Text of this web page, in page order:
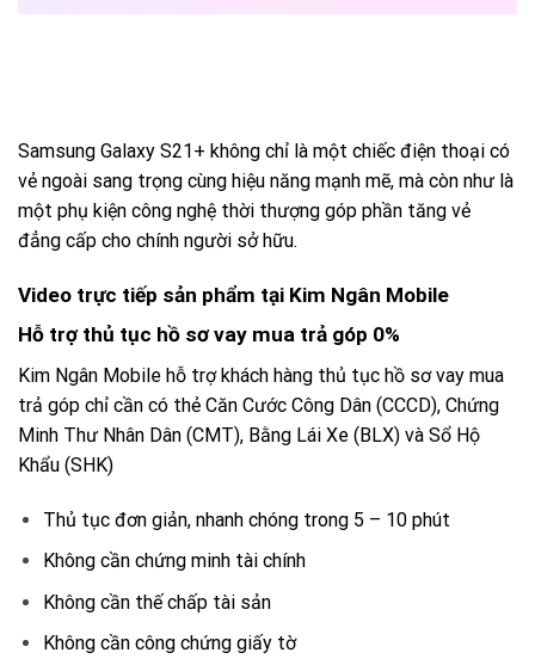
Samsung Galaxy S21+ không chỉ là một chiếc điện thoại có
vẻ ngoài sang trọng cùng hiệu năng mạnh mẽ, mà còn như là
một phụ kiện công nghệ thời thượng góp phần tăng vẻ
đẳng cấp cho chính người sở hữu.
Video trực tiếp sản phẩm tại Kim Ngân Mobile
Hỗ trợ thủ tục hồ sơ vay mua trả góp 0%
Kim Ngân Mobile hỗ trợ khách hàng thủ tục hồ sơ vay mua
trả góp chỉ cần có thẻ Căn Cước Công Dân (CCCD), Chứng
Minh Thư Nhân Dân (CMT), Bằng Lái Xe (BLX) và Sổ Hộ
Khẩu (SHK)
Thủ tục đơn giản, nhanh chóng trong 5 – 10 phút
Không cần chứng minh tài chính
Không cần thế chấp tài sản
Không cần công chứng giấy tờ